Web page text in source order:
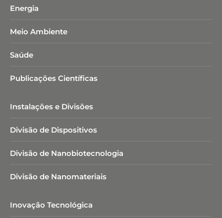
Energia
Meio Ambiente
Saúde
Publicações Científicas
Instalações e Divisões
Divisão de Dispositivos
Divisão de Nanobiotecnologia​
Divisão de Nanomateriais
Inovação Tecnológica